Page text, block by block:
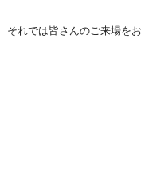
それでは皆さんのご来場を